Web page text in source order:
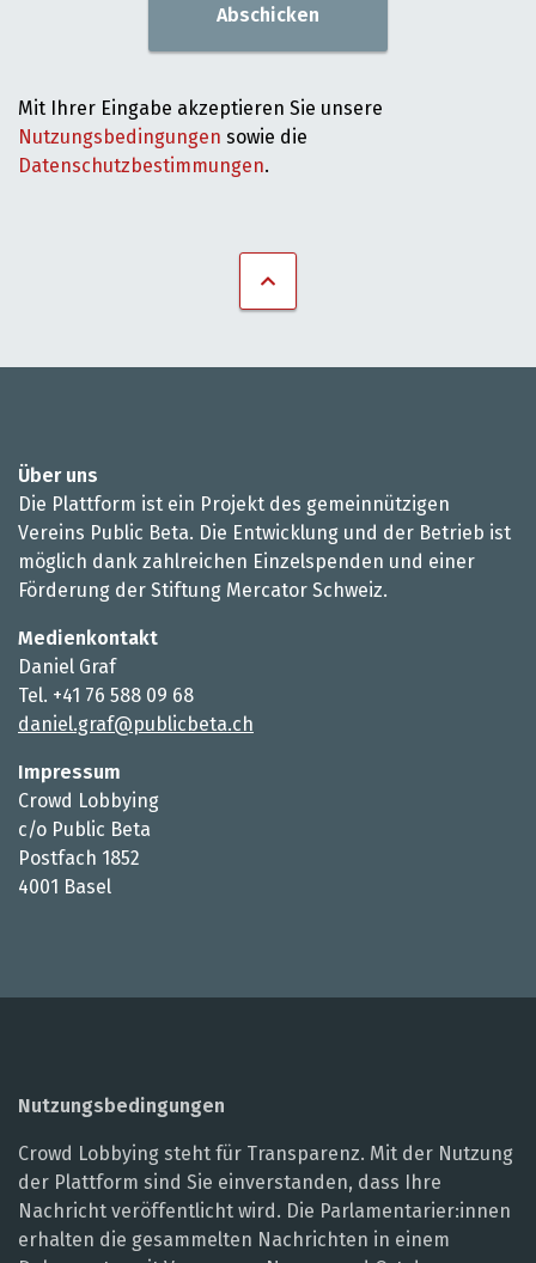
Abschicken
Mit Ihrer Eingabe akzeptieren Sie unsere
Nutzungsbedingungen sowie die
Datenschutzbestimmungen.
Über uns
Die Plattform ist ein Projekt des gemeinnützigen
Vereins Public Beta. Die Entwicklung und der Betrieb ist
möglich dank zahlreichen Einzelspenden und einer
Förderung der Stiftung Mercator Schweiz.
Medienkontakt
Daniel Graf
Tel. +41 76 588 09 68
daniel.graf@publicbeta.ch
Impressum
Crowd Lobbying
c/o Public Beta
Postfach 1852
4001 Basel
Nutzungsbedingungen
Crowd Lobbying steht für Transparenz. Mit der Nutzung
der Plattform sind Sie einverstanden, dass Ihre
Nachricht veröffentlicht wird. Die Parlamentarier:innen
erhalten die gesammelten Nachrichten in einem